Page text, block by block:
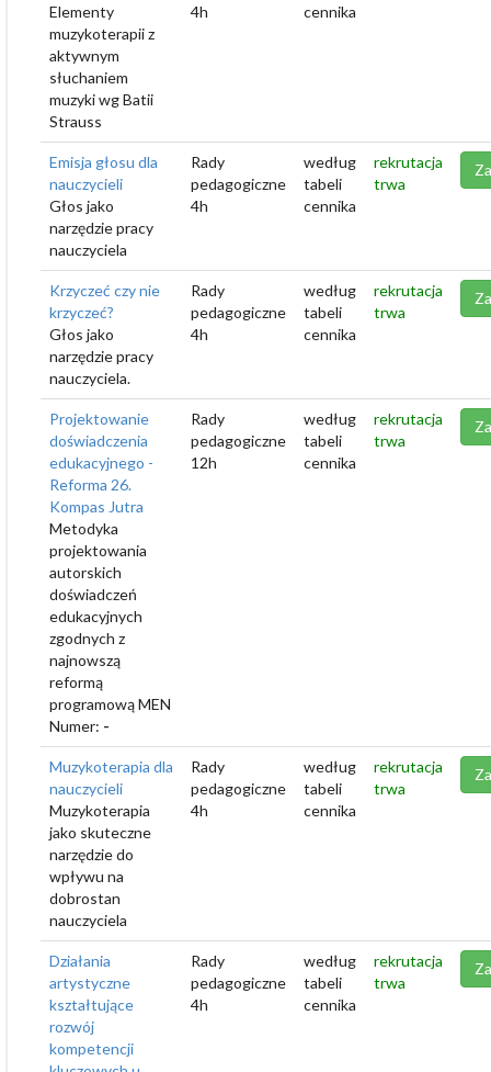
Elementy
muzykoterapii z
aktywnym
słuchaniem
muzyki wg Batii
Strauss
4h
cennika
Emisja głosu dla
nauczycieli
Głos jako
narzędzie pracy
nauczyciela
Rady
pedagogiczne
4h
według
tabeli
cennika
rekrutacja
trwa
Krzyczeć czy nie
krzyczeć?
Głos jako
narzędzie pracy
nauczyciela.
Rady
pedagogiczne
4h
według
tabeli
cennika
rekrutacja
trwa
Projektowanie
doświadczenia
edukacyjnego -
Reforma 26.
Kompas Jutra
Metodyka
projektowania
autorskich
doświadczeń
edukacyjnych
zgodnych z
najnowszą
reformą
programową MEN
Numer: -
Rady
pedagogiczne
12h
według
tabeli
cennika
rekrutacja
trwa
Muzykoterapia dla
nauczycieli
Muzykoterapia
jako skuteczne
narzędzie do
wpływu na
dobrostan
nauczyciela
Rady
pedagogiczne
4h
według
tabeli
cennika
rekrutacja
trwa
Działania
artystyczne
kształtujące
rozwój
kompetencji
Rady
pedagogiczne
4h
według
tabeli
cennika
rekrutacja
trwa